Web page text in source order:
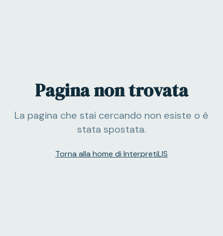
Pagina non trovata
La pagina che stai cercando non esiste o è
stata spostata.
Torna alla home di InterpretiLIS